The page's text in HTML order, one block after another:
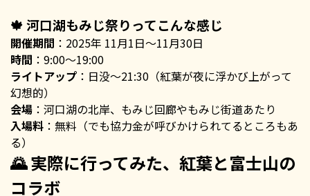
🍁 河口湖もみじ祭りってこんな感じ
開催期間 ：2025年 11月1日〜11月30日
時間 ：9:00〜19:00
ライトアップ：日没〜21:30（紅葉が夜に浮かび上がって
幻想的）
会場：河口湖の北岸、もみじ回廊やもみじ街道あたり
入場料：無料（でも協力金が呼びかけられてるところもあ
る）
🌄 実際に行ってみた、紅葉と富士山の
コラボ